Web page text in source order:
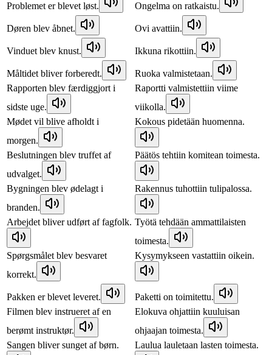
Problemet er blevet løst. Ongelma on ratkaistu.
Døren blev åbnet. Ovi avattiin.
Vinduet blev knust. Ikkuna rikottiin.
Måltidet bliver forberedt.
Ruoka valmistetaan.
Rapporten blev færdiggjort i
sidste uge.
Raportti valmistettiin viime
viikolla.
Mødet vil blive afholdt i
morgen.
Kokous pidetään huomenna.
Beslutningen blev truffet af
udvalget.
Päätös tehtiin komitean toimesta.
Bygningen blev ødelagt i
branden.
Rakennus tuhottiin tulipalossa.
Arbejdet bliver udført af fagfolk. Työtä tehdään ammattilaisten
toimesta.
Spørgsmålet blev besvaret
korrekt.
Kysymykseen vastattiin oikein.
Pakken er blevet leveret.
Paketti on toimitettu.
Filmen blev instrueret af en
berømt instruktør.
Elokuva ohjattiin kuuluisan
ohjaajan toimesta.
Sangen bliver sunget af børn.
Laulua lauletaan lasten toimesta.